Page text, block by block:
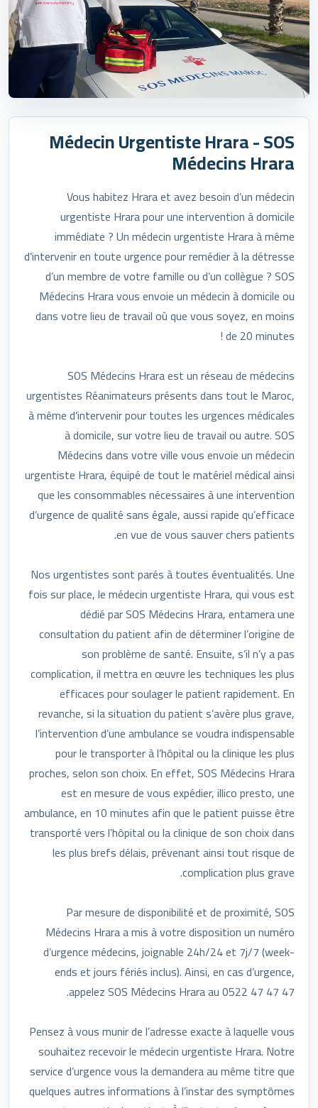
Médecin Urgentiste Hrara - SOS
Médecins Hrara
Vous habitez Hrara et avez besoin d’un médecin
urgentiste Hrara pour une intervention à domicile
immédiate ? Un médecin urgentiste Hrara à même
d’intervenir en toute urgence pour remédier à la détresse
d’un membre de votre famille ou d’un collègue ? SOS
Médecins Hrara vous envoie un médecin à domicile ou
dans votre lieu de travail où que vous soyez, en moins
de 20 minutes !
SOS Médecins Hrara est un réseau de médecins
urgentistes Réanimateurs présents dans tout le Maroc,
à même d’intervenir pour toutes les urgences médicales
à domicile, sur votre lieu de travail ou autre. SOS
Médecins dans votre ville vous envoie un médecin
urgentiste Hrara, équipé de tout le matériel médical ainsi
que les consommables nécessaires à une intervention
d’urgence de qualité sans égale, aussi rapide qu’efficace
en vue de vous sauver chers patients.
Nos urgentistes sont parés à toutes éventualités. Une
fois sur place, le médecin urgentiste Hrara, qui vous est
dédié par SOS Médecins Hrara, entamera une
consultation du patient afin de déterminer l’origine de
son problème de santé. Ensuite, s’il n’y a pas
complication, il mettra en œuvre les techniques les plus
efficaces pour soulager le patient rapidement. En
revanche, si la situation du patient s’avère plus grave,
l’intervention d’une ambulance se voudra indispensable
pour le transporter à l’hôpital ou la clinique les plus
proches, selon son choix. En effet, SOS Médecins Hrara
est en mesure de vous expédier, illico presto, une
ambulance, en 10 minutes afin que le patient puisse être
transporté vers l’hôpital ou la clinique de son choix dans
les plus brefs délais, prévenant ainsi tout risque de
complication plus grave.
Par mesure de disponibilité et de proximité, SOS
Médecins Hrara a mis à votre disposition un numéro
d’urgence médecins, joignable 24h/24 et 7j/7 (week-
ends et jours fériés inclus). Ainsi, en cas d’urgence,
appelez SOS Médecins Hrara au 0522 47 47 47.
Pensez à vous munir de l’adresse exacte à laquelle vous
souhaitez recevoir le médecin urgentiste Hrara. Notre
service d’urgence vous la demandera au même titre que
quelques autres informations à l’instar des symptômes